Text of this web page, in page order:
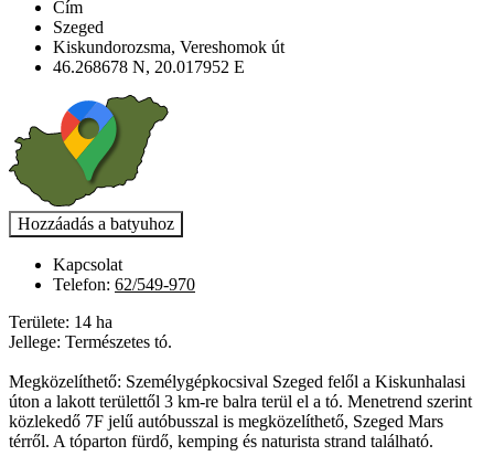
Cím
Szeged
Kiskundorozsma, Vereshomok út
46.268678 N, 20.017952 E
Kapcsolat
Telefon: 62/549-970
Területe: 14 ha
Jellege: Természetes tó.
Megközelíthető: Személygépkocsival Szeged felől a Kiskunhalasi
úton a lakott területtől 3 km-re balra terül el a tó. Menetrend szerint
közlekedő 7F jelű autóbusszal is megközelíthető, Szeged Mars
térről. A tóparton fürdő, kemping és naturista strand található.